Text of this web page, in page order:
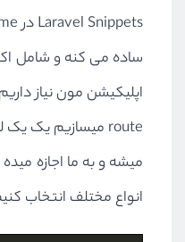
ساده می کنه و شامل
اپلیکیشن مون نیاز
انواع مختلف انتخاب